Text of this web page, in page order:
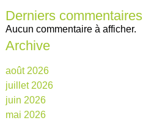
Derniers commentaires
Aucun commentaire à afficher.
Archive
août 2026
juillet 2026
juin 2026
mai 2026